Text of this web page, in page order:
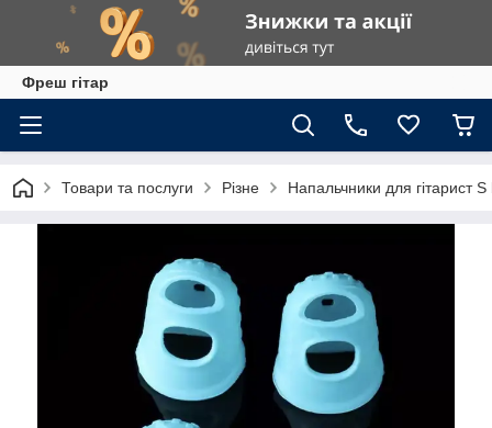
Фреш гітар
Товари та послуги Різне Напальчники для гітарист